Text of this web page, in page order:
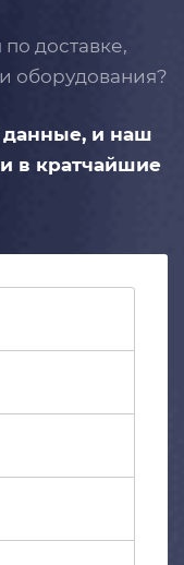
доставке,
оборудования?
данные, и наш
в кратчайшие